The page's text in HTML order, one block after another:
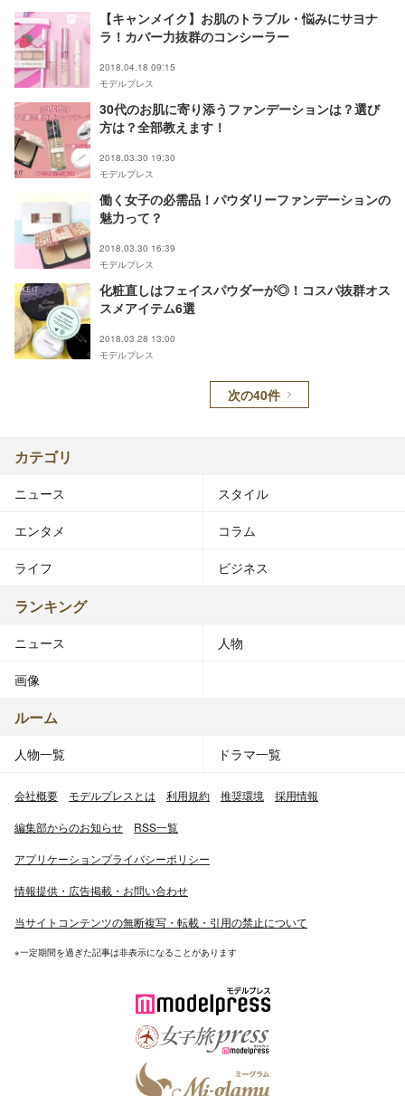
【キャンメイク】お肌のトラブル・悩みにサヨナ
ラ！カバー力抜群のコンシーラー
2018.04.18 09:15
モデルプレス
30代のお肌に寄り添うファンデーションは？選び
方は？全部教えます！
2018.03.30 19:30
モデルプレス
働く女子の必需品！パウダリーファンデーションの
魅力って？
2018.03.30 16:39
モデルプレス
化粧直しはフェイスパウダーが◎！コスパ抜群オス
スメアイテム6選
2018.03.28 13:00
モデルプレス
次の40件
カテゴリ
ニュース スタイル
エンタメ コラム
ライフ ビジネス
ランキング
ニュース 人物
画像
ルーム
人物一覧 ドラマ一覧
会社概要 モデルプレスとは 利用規約 推奨環境 採用情報
編集部からのお知らせ RSS一覧
アプリケーションプライバシーポリシー
情報提供・広告掲載・お問い合わせ
当サイトコンテンツの無断複写・転載・引用の禁止について
※一定期間を過ぎた記事は非表示になることがあります